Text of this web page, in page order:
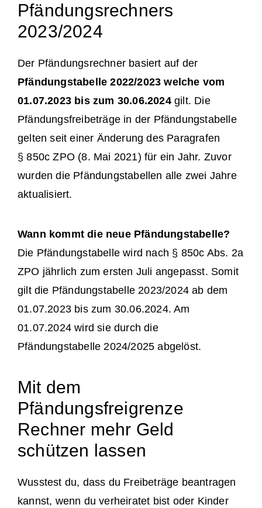
Pfändungsrechners
2023/2024
Der Pfändungsrechner basiert auf der
Pfändungstabelle 2022/2023 welche vom
01.07.2023 bis zum 30.06.2024gilt. Die
Pfändungsfreibeträge in der Pfändungstabelle
gelten seit einer Änderung des Paragrafen
§ 850c ZPO (8. Mai 2021) für ein Jahr. Zuvor
wurden die Pfändungstabellen alle zwei Jahre
aktualisiert.
Wann kommt die neue Pfändungstabelle?
Die Pfändungstabelle wird nach § 850c Abs. 2a
ZPO jährlich zum ersten Juli angepasst. Somit
gilt die Pfändungstabelle 2023/2024 ab dem
01.07.2023 bis zum 30.06.2024. Am
01.07.2024 wird sie durch die
Pfändungstabelle 2024/2025 abgelöst.
Mit dem
Pfändungsfreigrenze
Rechner mehr Geld
schützen lassen
Wusstest du, dass du Freibeträge beantragen
kannst, wenn du verheiratet bist oder Kinder